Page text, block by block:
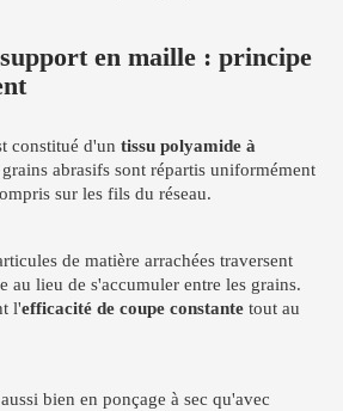
en maille : principe
constitué d'un tissu polyamide à
grains abrasifs sont répartis uniformément
sur les fils du réseau.
de matière arrachées traversent
au lieu de s'accumuler entre les grains.
l'efficacité de coupe constante tout au
bien en ponçage à sec qu'avec